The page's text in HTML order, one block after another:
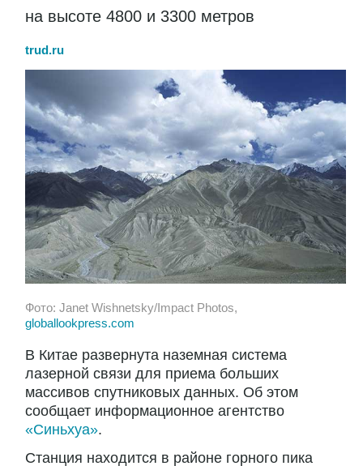
на высоте 4800 и 3300 метров
trud.ru
Фото: Janet Wishnetsky/Impact Photos,
globallookpress.com
В Китае развернута наземная система
лазерной связи для приема больших
массивов спутниковых данных. Об этом
сообщает информационное агентство
«Синьхуа».
Станция находится в районе горного пика